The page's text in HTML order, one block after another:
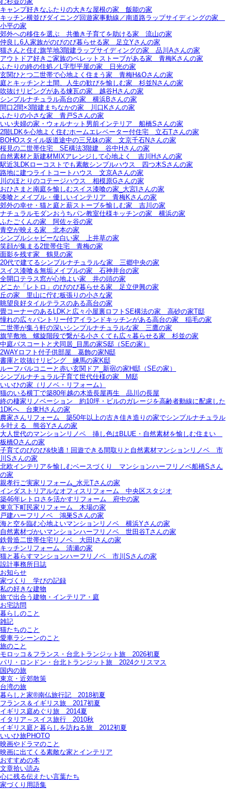
キャンプ好きなふたりの大きな屋根の家＿飯能の家
キッチン横並びダイニング回遊家事動線／南道路ラップサイディングの家＿
小平の家
郊外への移住を選ぶ＿共働き子育てを助ける家＿流山の家
仲良し6人家族がのびのび暮らせる家＿足立Yさんの家
猫さんと住む旗竿地3階建ラップサイディングの家＿品川Aさんの家
アウトドア好きご家族のペレットストーブがある家＿青梅Kさんの家
ふたりの終の住処／L字型平屋の家＿日光の家
玄関ひとつ二世帯で心地よく住まう家＿青梅H&Oさんの家
庭とキッチンと土間、人生の歓びを愉しむ家＿杉並Nさんの家
吹抜けリビングがある煉瓦の家＿越谷Hさんの家
シンプルナチュラル高台の家＿横浜Bさんの家
間口2間×3階建まちなかの家＿川口Kさんの家
ふたりの小さな家＿青戸Sさんの家
いい夫婦の家・ウォルナット男前インテリア＿船橋Sさんの家
2階LDKを心地よく住むホームエレベーター付住宅＿立石Tさんの家
BOHOスタイル坂道途中の三兄妹の家＿文京千石Nさんの家
桜見の二世帯住宅＿SE構法3階建＿谷中Hさんの家
自然素材と新建材MIXアレンジして心地よく＿吉川Hさんの家
駅近3LDKローコストでも素敵シンプルハウス＿四つ木Sさんの家
路地に建つライトコートハウス＿文京Aさんの家
川のほとりのコテージハウス＿相模原Gさんの家
おひさまと南庭を愉しむスイス漆喰の家_大宮Iさんの家
漆喰とメイプル・優しいインテリア＿青梅Kさんの家
郊外の幸せ・猫と庭と薪ストーブを愉しむ家＿吉川の家
ナチュラルモダンおうちパン教室仕様キッチンの家＿横浜の家
ふたごくんの家＿阿佐ヶ谷の家
青空が映える家＿北本の家
シンプルシャビーな白い家＿上井草の家
笑顔が集まる2世帯住宅＿青梅の家
面影を残す家＿鶴見の家
20代で建てるシンプルナチュラルな家＿三郷中央の家
スイス漆喰＆無垢メイプルの家＿石神井台の家
全開口テラス窓が心地よい家＿井の頭の家
どこか「レトロ」のびのび暮らせる家＿足立伊興の家
丘の家＿里山に佇む板張りの小さな家
眺望良好タイルテラスのある高台の家
畳コーナーのあるLDKと広々小屋裏ロフトSE構法の家＿高砂の家T邸
憧れの広々パントリー付アイランドキッチンがある高台の家＿稲毛の家
二世帯が集う軒の深いシンプルナチュラルな家＿三鷹の家
旗竿敷地＿螺旋階段で繋がる小さくても広々暮らせる家＿杉並の家
中庭バスコートと犬同居_目黒の家S邸（SEの家）
2WAYロフト付子供部屋＿葛飾の家N邸
書庫と吹抜けリビング 練馬の家K邸
ルーフバルコニーと赤い玄関ドア_新宿の家H邸（SEの家）
シンプルナチュラル子育て世代仕様の家 M邸
いいひの家（リノベ・リフォーム）
猫のいる横丁で築80年越の木造長屋再生＿品川の長屋
終の棲家リノベーション＿約10坪・ビルのガレージを高齢者動線に配慮した
1DKへ＿台東Hさんの家
農家さんリフォーム＿築50年以上の古き佳き造りの家でシンプルナチュラル
を叶える＿熊谷Yさんの家
大人世代のマンションリノベ＿挿し色はBLUE・自然素材を愉しむ住まい＿
板橋Oさんの家
子育てのびのび&快適！回遊できる間取りと自然素材マンションリノベ＿市
川Sさんの家
北欧インテリアを愉しむベースづくり＿マンションハーフリノベ船橋Sさん
の家
親孝行ご実家リフォーム_水元Tさんの家
インダストリアルなオフィスリフォーム＿中央区スタジオ
築46年レトロさを活かすリフォーム＿府中の家
東京下町民家リフォーム＿木場の家
戸建ハーフリノベ＿鴻巣Sさんの家
海と空を臨む心地よいマンションリノベ＿横浜Yさんの家
自然素材づかいマンションハーフリノベ＿世田谷Tさんの家
鉄骨造二世帯住宅リノベ＿大田Iさんの家
キッチンリフォーム＿清瀬の家
猫と暮らすマンションハーフリノベ＿市川Sさんの家
設計事務所日誌
お知らせ
家づくり 学びの記録
私の好きな建物
旅で出合う建物・インテリア・庭
お宅訪問
暮らしのこと
雑記
猫たちのこと
愛車ラシーンのこと
旅のこと
モロッコ＆フランス・台北トランジット旅＿2026初夏
パリ・ロンドン・台北トランジット旅＿2024クリスマス
国内の旅
東京・近郊散策
台湾の旅
暮らしと家®南仏旅行記＿2018初夏
フランス＆イギリス旅＿2017初夏
イギリス庭めぐり旅＿2014夏
イタリア～スイス旅行 2010秋
イギリス庭と暮らしを訪ねる旅＿2012初夏
いいひ旅PHOTO
映画やドラマのこと
映画に出てくる素敵な家とインテリア
おすすめの本
文章拾い読み
心に残る伝えたい言葉たち
家づくり用語集